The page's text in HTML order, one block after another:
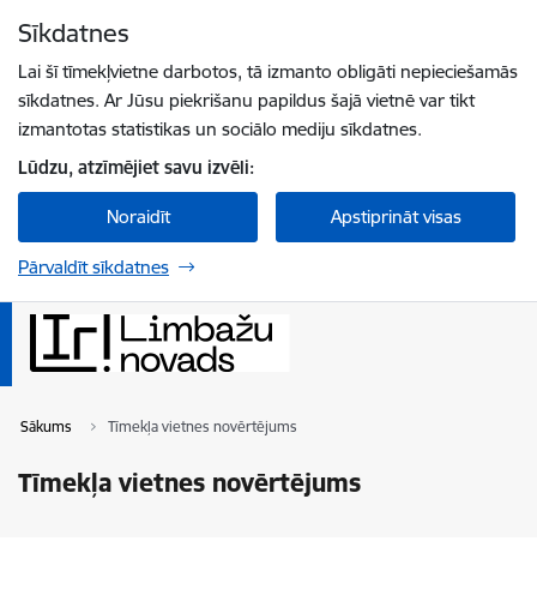
Sīkdatnes
Lai šī tīmekļvietne darbotos, tā izmanto obligāti nepieciešamās
sīkdatnes. Ar Jūsu piekrišanu papildus šajā vietnē var tikt
izmantotas statistikas un sociālo mediju sīkdatnes.
Lūdzu, atzīmējiet savu izvēli:
Noraidīt Apstiprināt visas
Pārvaldīt sīkdatnes
Sākums Tīmekļa vietnes novērtējums
Tīmekļa vietnes novērtējums